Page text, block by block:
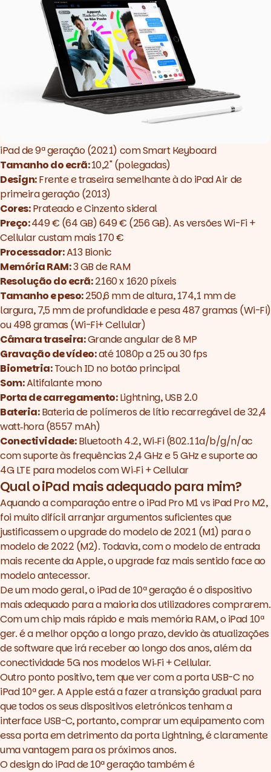
iPad de 9ª geração (2021) com Smart Keyboard
Tamanho do ecrã:10,2" (polegadas)
Design:Frente e traseira semelhante à do iPad Air de
primeira geração (2013)
Cores:Prateado e Cinzento sideral
Preço:449 € (64 GB) 649 € (256 GB). As versões Wi-Fi +
Cellular custam mais 170 €
Processador:A13 Bionic
Memória RAM:3 GB de RAM
Resolução do ecrã:2160 x 1620 píxeis
Tamanho e peso:250,6 mm de altura, 174,1 mm de
largura, 7,5 mm de profundidade e pesa 487 gramas (Wi-Fi)
ou 498 gramas (Wi-Fi+ Cellular)
Câmara traseira:Grande angular de 8 MP
Gravação de vídeo:até 1080p a 25 ou 30 fps
Biometria:Touch ID no botão principal
Som:Altifalante mono
Porta de carregamento:Lightning, USB 2.0
Bateria:Bateria de polímeros de lítio recarregável de 32,4
watt‑hora (8557 mAh)
Conectividade:Bluetooth 4.2, Wi‑Fi (802.11a/b/g/n/ac
com suporte às frequências 2,4 GHz e 5 GHz e suporte ao
4G LTE para modelos com Wi‑Fi + Cellular
Qual o iPad mais adequado para mim?
Aquando a comparação entre oiPad Pro M1 vs iPad Pro M2,
foi muito difícil arranjar argumentos suficientes que
justificassem o upgrade do modelo de 2021 (M1) para o
modelo de 2022 (M2). Todavia, com o modelo de entrada
mais recente da Apple, o upgrade faz mais sentido face ao
modelo antecessor.
De um modo geral, o iPad de 10ª geração é o dispositivo
mais adequado para a maioria dos utilizadores comprarem.
Com um chip mais rápido e mais memória RAM, o iPad 10ª
ger. é a melhor opção a longo prazo, devido às atualizações
de software que irá receber ao longo dos anos, além da
conectividade 5G nos modelos Wi‑Fi + Cellular.
Outro ponto positivo, tem que ver com a porta USB-C no
iPad 10ª ger. A Apple está a fazer a transição gradual para
que todos os seus dispositivos eletrónicos tenham a
interface USB-C, portanto, comprar um equipamento com
essa porta em detrimento da porta Lightning, é claramente
uma vantagem para os próximos anos.
O design do iPad de 10ª geração também é